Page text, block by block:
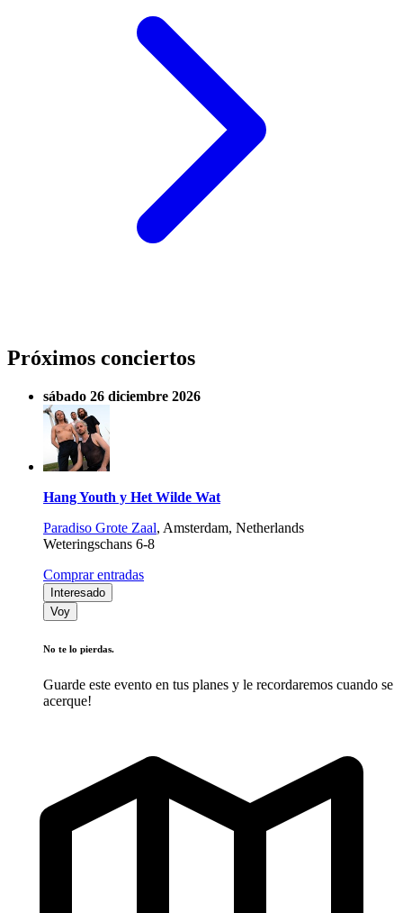
Próximos conciertos
sábado 26 diciembre 2026
Hang Youth y Het Wilde Wat
Paradiso Grote Zaal, Amsterdam, Netherlands
Weteringschans 6-8
Comprar entradas
Interesado
Voy
No te lo pierdas.
Guarde este evento en tus planes y le recordaremos cuando se
acerque!